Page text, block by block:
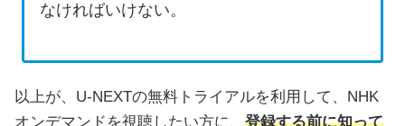
なければいけない。
以上が、U-NEXTの無料トライアルを利用して、NHK
オンデマンドを視聴したい方に、 登録する前に知って